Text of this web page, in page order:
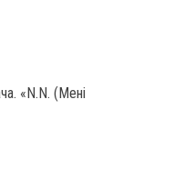
«N.N. (Мені